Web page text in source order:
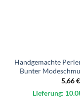
Handgemachte
Bunter
5,66€
Lieferung: